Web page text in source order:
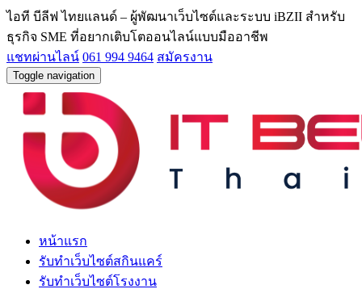
ไอที บีลีฟ ไทยแลนด์ – ผู้พัฒนาเว็บไซต์และระบบ iBZII สำหรับ
ธุรกิจ SME ที่อยากเติบโตออนไลน์แบบมืออาชีพ
แชทผ่านไลน์ 061 994 9464 สมัครงาน
Toggle navigation
หน้าแรก
รับทำเว็บไซต์สกินแคร์
รับทำเว็บไซต์โรงงาน